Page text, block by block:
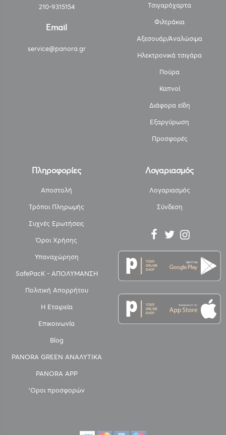
210-9315154
Email
service@panora.gr
Τσιγαρόχαρτα
Φιλτράκια
Αξεσουάρ/Αναλώσιμα
Ηλεκτρονικά τσιγάρα
Πούρα
Καπνοί
Διάφορα είδη
Εξαργύρωση
Προσφορές
Πληροφορίες
Αποστολή
Τρόποι Πληρωμής
Συχνές Ερωτήσεις
Όροι Χρήσης
Υπαναχώρηση
SafePacK - ΑΠΟΛΥΜΑΝΣΗ
Πολιτική Απορρήτου
Η Εταιρεία
Επικοινωνία
Blog
PANORA GREEN ΑΝΑΛΥΤΙΚΑ
PANORA APP
'Οροι προσφορών
Λογαριασμός
Λογαριασμός
Σύνδεση